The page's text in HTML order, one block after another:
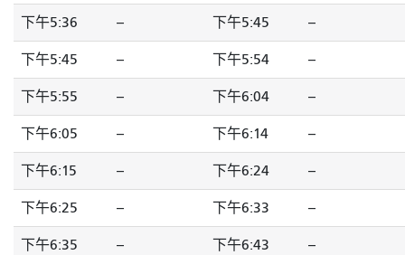
下午5:36 -- 下午5:45 --
下午5:45 -- 下午5:54 --
下午5:55 -- 下午6:04 --
下午6:05 -- 下午6:14 --
下午6:15 -- 下午6:24 --
下午6:25 -- 下午6:33 --
下午6:35 -- 下午6:43 --